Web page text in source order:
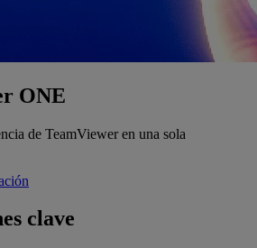
ONE
de TeamViewer en una sola
clave